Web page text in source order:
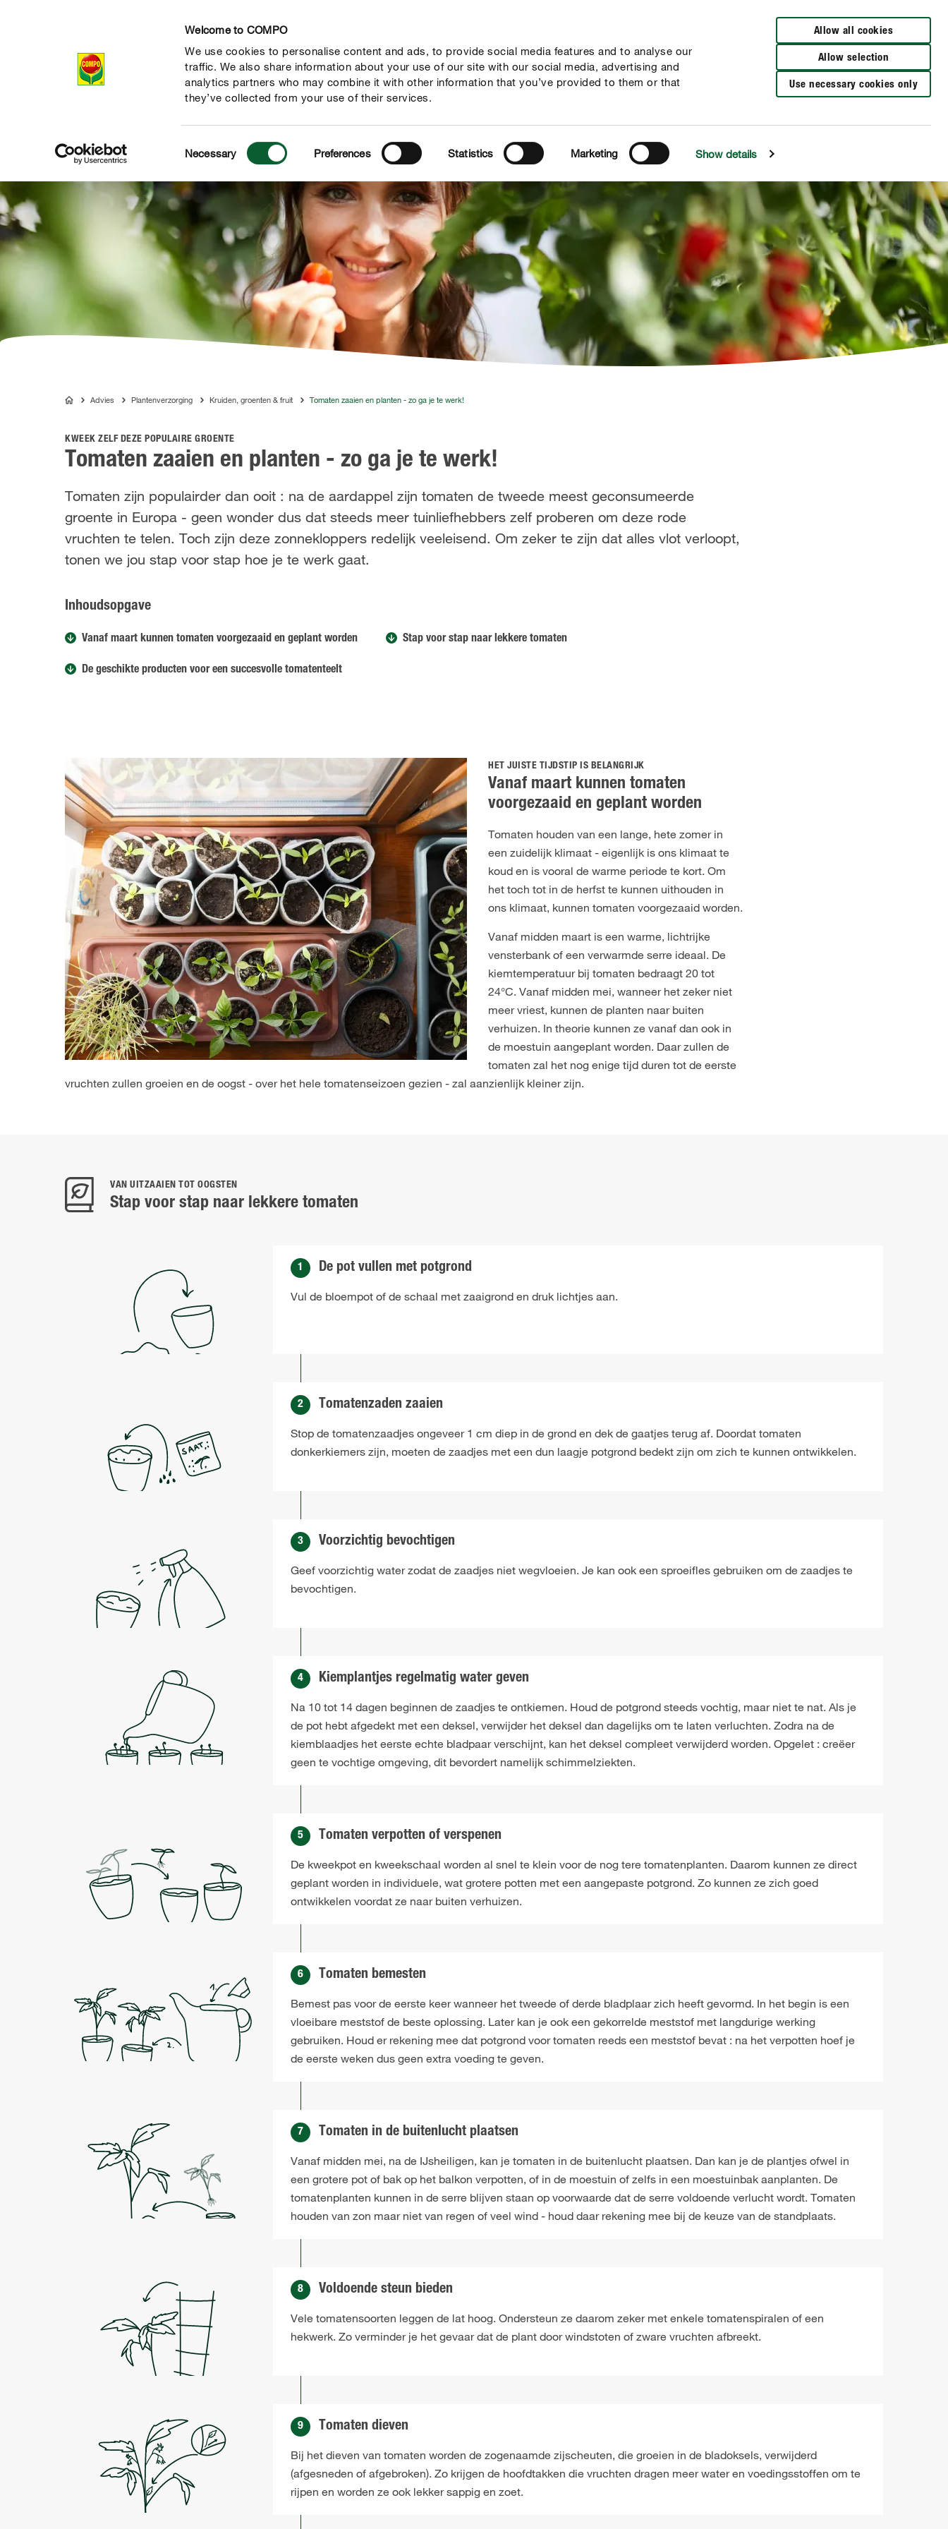
Welcome to COMPO
We use cookies to personalise content and ads, to provide social media features and to analyse our
traffic. We also share information about your use of our site with our social media, advertising and
analytics partners who may combine it with other information that you’ve provided to them or that
they’ve collected from your use of their services.
Selection
Necessary Preferences Statistics Marketing Show details
Allow all cookies
Allow selection
Use necessary cookies only
Producten Advies Thema's
natuur
Tot je dienst Onderneming
COMPOAdvies Plantenverzorging Kruiden, groenten & fruit Tomaten zaaien en planten - zo ga je te werk!
KWEEK ZELF DEZE POPULAIRE GROENTE
Tomaten zaaien en planten - zo ga je te werk!
Tomaten zijn populairder dan ooit : na de aardappel zijn tomaten de tweede meest geconsumeerde
groente in Europa - geen wonder dus dat steeds meer tuinliefhebbers zelf proberen om deze rode
vruchten te telen. Toch zijn deze zonnekloppers redelijk veeleisend. Om zeker te zijn dat alles vlot verloopt,
tonen we jou stap voor stap hoe je te werk gaat.
Inhoudsopgave
Vanaf maart kunnen tomaten voorgezaaid en geplant worden Stap voor stap naar lekkere tomaten
De geschikte producten voor een succesvolle tomatenteelt
HET JUISTE TIJDSTIP IS BELANGRIJK
Vanaf maart kunnen tomaten
voorgezaaid en geplant worden
Tomaten houden van een lange, hete zomer in
een zuidelijk klimaat - eigenlijk is ons klimaat te
koud en is vooral de warme periode te kort. Om
het toch tot in de herfst te kunnen uithouden in
ons klimaat, kunnen tomaten voorgezaaid worden.
Vanaf midden maart is een warme, lichtrijke
vensterbank of een verwarmde serre ideaal. De
kiemtemperatuur bij tomaten bedraagt 20 tot
24°C. Vanaf midden mei, wanneer het zeker niet
meer vriest, kunnen de planten naar buiten
verhuizen. In theorie kunnen ze vanaf dan ook in
de moestuin aangeplant worden. Daar zullen de
tomaten zal het nog enige tijd duren tot de eerste
vruchten zullen groeien en de oogst - over het hele tomatenseizoen gezien - zal aanzienlijk kleiner zijn.
VAN UITZAAIEN TOT OOGSTEN
Stap voor stap naar lekkere tomaten
1
De pot vullen met potgrond
Vul de bloempot of de schaal met zaaigrond en druk lichtjes aan.
2
Tomatenzaden zaaien
Stop de tomatenzaadjes ongeveer 1 cm diep in de grond en dek de gaatjes terug af. Doordat tomaten
donkerkiemers zijn, moeten de zaadjes met een dun laagje potgrond bedekt zijn om zich te kunnen ontwikkelen.
3
Voorzichtig bevochtigen
Geef voorzichtig water zodat de zaadjes niet wegvloeien. Je kan ook een sproeifles gebruiken om de zaadjes te
bevochtigen.
4
Kiemplantjes regelmatig water geven
Na 10 tot 14 dagen beginnen de zaadjes te ontkiemen. Houd de potgrond steeds vochtig, maar niet te nat. Als je
de pot hebt afgedekt met een deksel, verwijder het deksel dan dagelijks om te laten verluchten. Zodra na de
kiemblaadjes het eerste echte bladpaar verschijnt, kan het deksel compleet verwijderd worden. Opgelet : creëer
geen te vochtige omgeving, dit bevordert namelijk schimmelziekten.
5
Tomaten verpotten of verspenen
De kweekpot en kweekschaal worden al snel te klein voor de nog tere tomatenplanten. Daarom kunnen ze direct
geplant worden in individuele, wat grotere potten met een aangepaste potgrond. Zo kunnen ze zich goed
ontwikkelen voordat ze naar buiten verhuizen.
6
Tomaten bemesten
Bemest pas voor de eerste keer wanneer het tweede of derde bladplaar zich heeft gevormd. In het begin is een
vloeibare meststof de beste oplossing. Later kan je ook een gekorrelde meststof met langdurige werking
gebruiken. Houd er rekening mee dat potgrond voor tomaten reeds een meststof bevat : na het verpotten hoef je
de eerste weken dus geen extra voeding te geven.
7
Tomaten in de buitenlucht plaatsen
Vanaf midden mei, na de IJsheiligen, kan je tomaten in de buitenlucht plaatsen. Dan kan je de plantjes ofwel in
een grotere pot of bak op het balkon verpotten, of in de moestuin of zelfs in een moestuinbak aanplanten. De
tomatenplanten kunnen in de serre blijven staan op voorwaarde dat de serre voldoende verlucht wordt. Tomaten
houden van zon maar niet van regen of veel wind - houd daar rekening mee bij de keuze van de standplaats.
8
Voldoende steun bieden
Vele tomatensoorten leggen de lat hoog. Ondersteun ze daarom zeker met enkele tomatenspiralen of een
hekwerk. Zo verminder je het gevaar dat de plant door windstoten of zware vruchten afbreekt.
9
Tomaten dieven
Bij het dieven van tomaten worden de zogenaamde zijscheuten, die groeien in de bladoksels, verwijderd
(afgesneden of afgebroken). Zo krijgen de hoofdtakken die vruchten dragen meer water en voedingsstoffen om te
rijpen en worden ze ook lekker sappig en zoet.